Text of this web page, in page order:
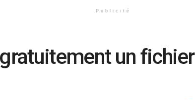
Publicité
un fichier